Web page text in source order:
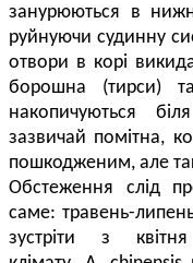
занурюються в
руйнуючи судинну
отвори в корі
борошна (тирси)
накопичуються
зазвичай помітна,
пошкодженим, але
Обстеження слід
саме: травень-
зустріти з